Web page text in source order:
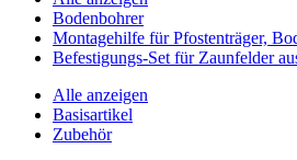
Bodenbohrer
Montagehilfe für Pfostenträger,
Befestigungs-Set für Zaunfelder
Alle anzeigen
Basisartikel
Zubehör